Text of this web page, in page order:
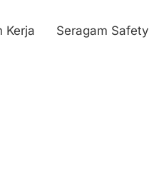
Kerja Seragam Safety